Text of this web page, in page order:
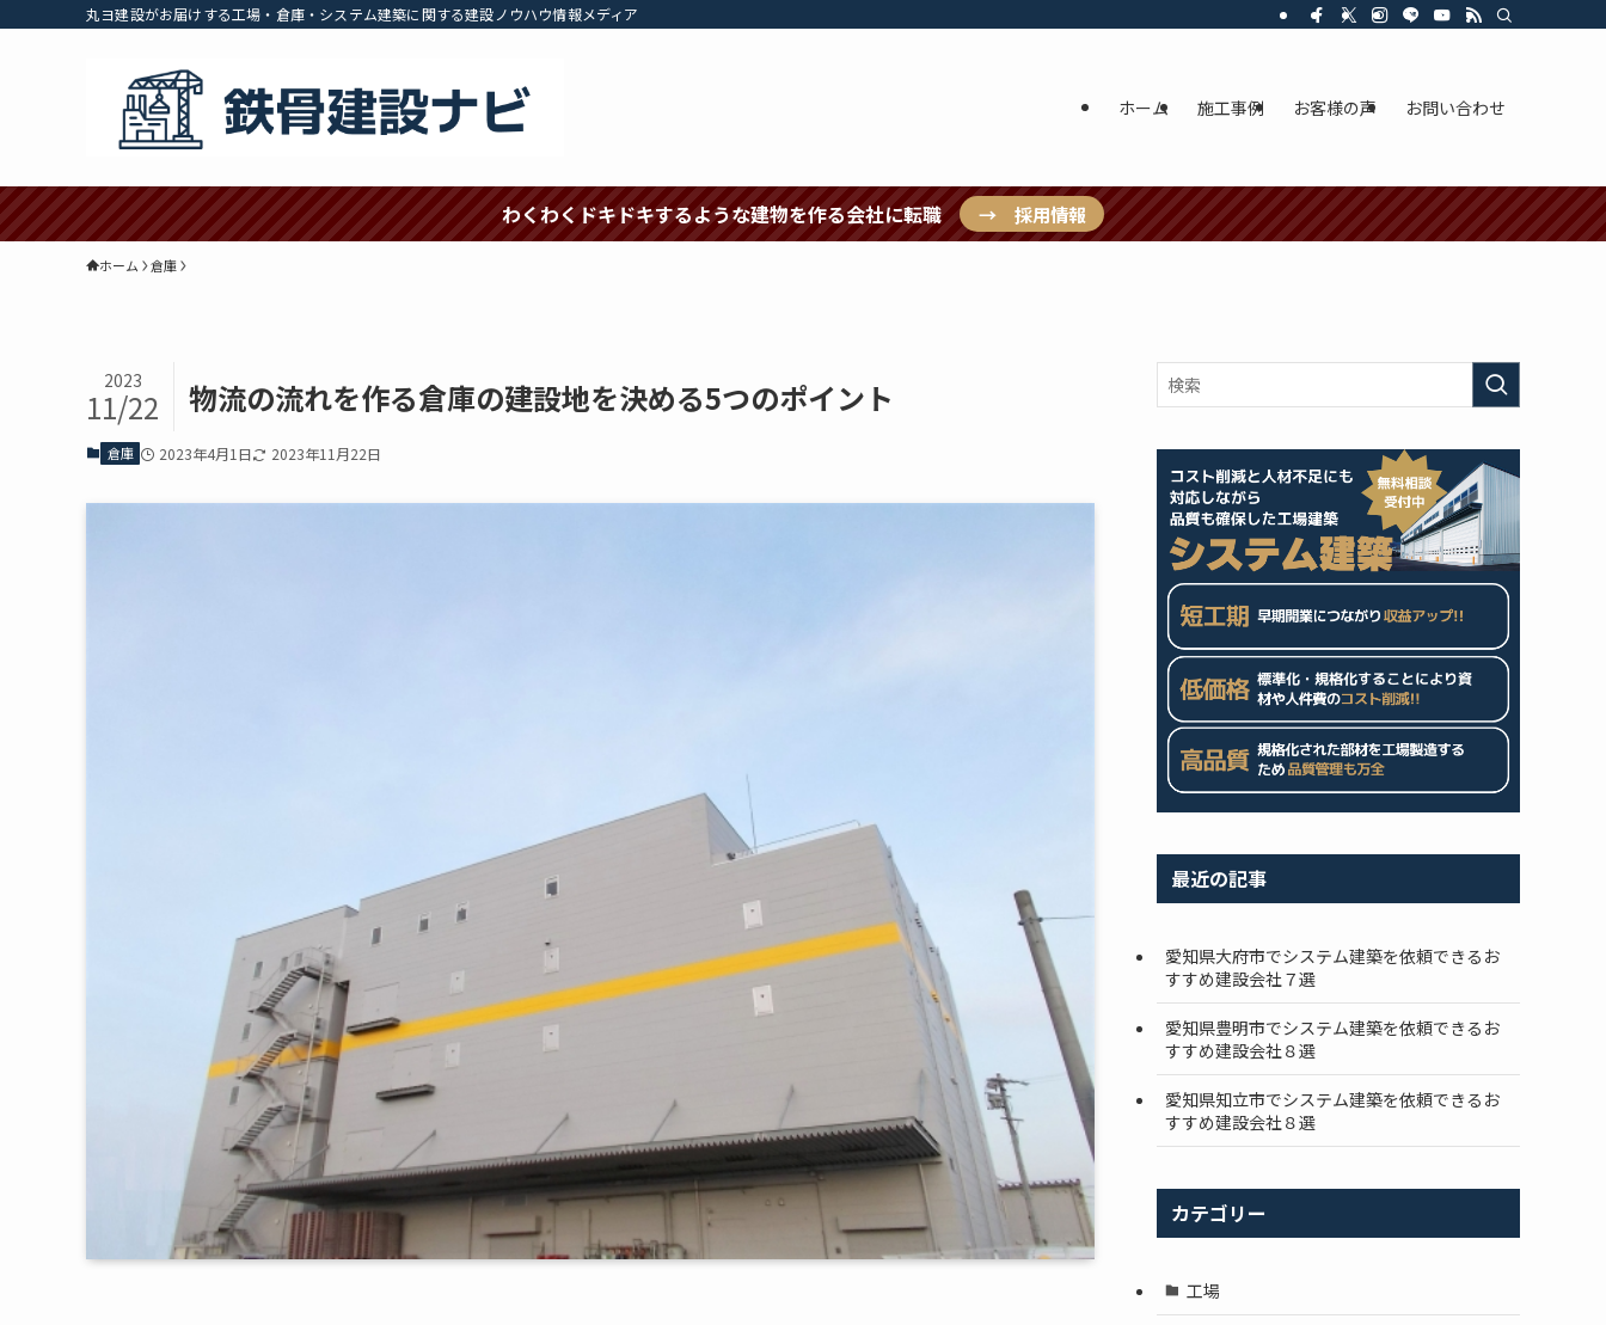
丸ヨ建設がお届けする工場・倉庫・システム建築に関する建設ノウハウ情報メディア
ホーム 施工事例 お客様の声 お問い合わせ
わくわくドキドキするような建物を作る会社に転職 → 採用情報
ホーム 倉庫
物流の流れを作る倉庫の建設地を決める5つのポイント
2023
11/22
倉庫 2023年4月1日 2023年11月22日
最近の記事
愛知県大府市でシステム建築を依頼できるお
すすめ建設会社７選
愛知県豊明市でシステム建築を依頼できるお
すすめ建設会社８選
愛知県知立市でシステム建築を依頼できるお
すすめ建設会社８選
カテゴリー
工場